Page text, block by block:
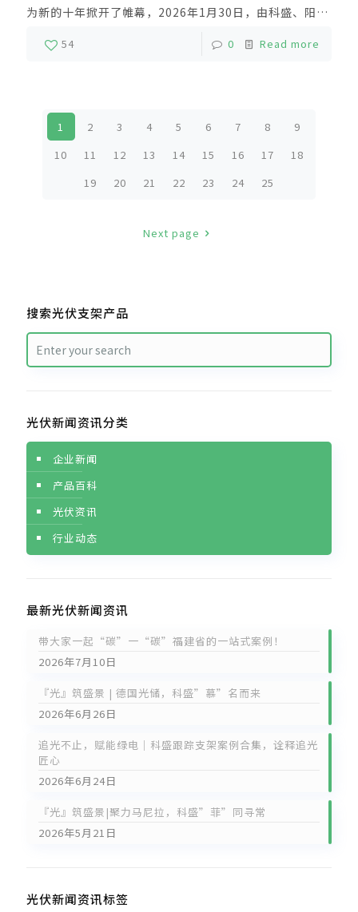
为新的十年掀开了帷幕，2026年1月30日，由科盛、阳光
电源、隆基联合举办的2025科盛年终尾牙暨10周年颁奖
盛典，在全体科盛人的瞩日下圆满完成，科盛十年，感恩
54 0 Read more
1 2 3 4 5 6 7 8
9
10
11 12 13 14 15 16 17
18
19
20 21 22 23 24 25
Next page
搜索光伏支架产品
光伏新闻资讯分类
企业新闻
产品百科
光伏资讯
行业动态
最新光伏新闻资讯
带大家一起“碳”一“碳”福建省的一站式案例！
2026年7月10日
『光』筑盛景 | 德国光储，科盛”慕”名而来
2026年6月26日
追光不止，赋能绿电｜科盛跟踪支架案例合集，诠释追光
匠心
2026年6月24日
『光』筑盛景|聚力马尼拉，科盛”菲”同寻常
2026年5月21日
光伏新闻资讯标签